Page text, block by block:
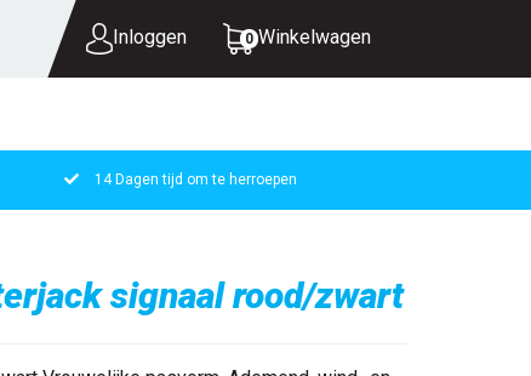
Inloggen 0 Winkelwagen
UW WINKELWAGEN IS LEEG.
14 Dagen tijd om te herroepen
signaal rood/zwart